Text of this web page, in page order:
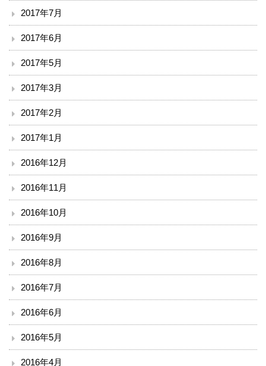
2017年7月
2017年6月
2017年5月
2017年3月
2017年2月
2017年1月
2016年12月
2016年11月
2016年10月
2016年9月
2016年8月
2016年7月
2016年6月
2016年5月
2016年4月